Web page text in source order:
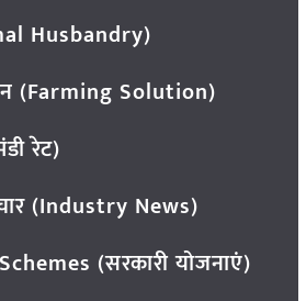
Husbandry)
(Farming Solution)
रेट)
(Industry News)
(सरकारी योजनाएं)